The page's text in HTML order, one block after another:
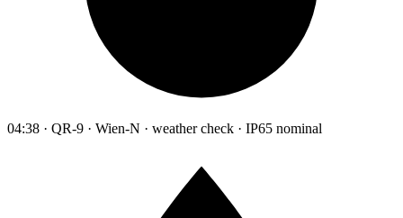
04:38 · QR-9 · Wien-N · weather check · IP65 nominal